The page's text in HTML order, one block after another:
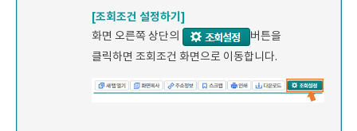
[조회조건 설정하기]
화면 오른쪽 상단의
버튼을
클릭하면 조회조건 화면으로 이동합니다.